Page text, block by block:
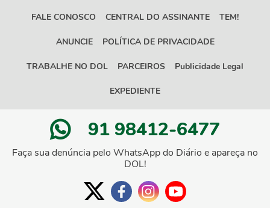
FALE CONOSCO CENTRAL DO ASSINANTE TEM!
ANUNCIE POLÍTICA DE PRIVACIDADE
TRABALHE NO DOL PARCEIROS Publicidade Legal
EXPEDIENTE
91 98412-6477
Faça sua denúncia pelo WhatsApp do Diário e apareça no
DOL!